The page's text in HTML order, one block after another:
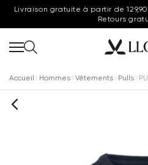
Livraison gratuite à partir de
Retours
Accueil Hommes Vêtements Pulls